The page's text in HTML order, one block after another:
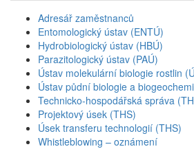
Adresář zaměstnanců
Entomologický ústav (ENTÚ)
Hydrobiologický ústav (HBÚ)
Parazitologický ústav (PAÚ)
Ústav molekulární biologie rostlin
Ústav půdní biologie a
Technicko-hospodářská správa
Projektový úsek (THS)
Úsek transferu technologií (THS)
Whistleblowing – oznámení